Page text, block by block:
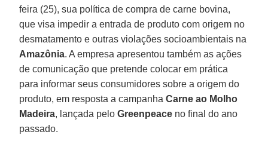
feira (25), sua política de compra de carne bovina,
que visa impedir a entrada de produto com origem no
desmatamento e outras violações socioambientais na
Amazônia. A empresa apresentou também as ações
de comunicação que pretende colocar em prática
para informar seus consumidores sobre a origem do
produto, em resposta a campanhaCarne ao Molho
Madeira, lançada peloGreenpeace no final do ano
passado.